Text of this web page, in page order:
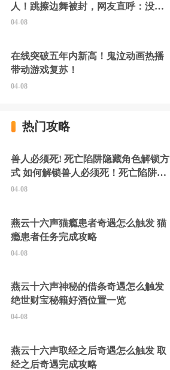
人！跳擦边舞被封，网友直呼：没边
硬擦封的好！
04-08
在线突破五年内新高！鬼泣动画热播
带动游戏复苏！
04-08
热门攻略
兽人必须死! 死亡陷阱隐藏角色解锁方
式 如何解锁兽人必须死！死亡陷阱中
的隐藏角色
04-08
燕云十六声猫瘾患者奇遇怎么触发 猫
瘾患者任务完成攻略
04-08
燕云十六声神秘的借条奇遇怎么触发
绝世财宝秘籍好酒位置一览
04-08
燕云十六声取经之后奇遇怎么触发 取
经之后奇遇完成攻略